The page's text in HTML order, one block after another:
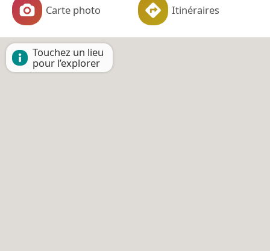
Carte photo Itinéraires
Touchez un lieu
pour l’explorer